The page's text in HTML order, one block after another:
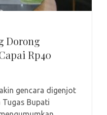
Dorong
Rp40
gencara digenjot
Tugas Bupati